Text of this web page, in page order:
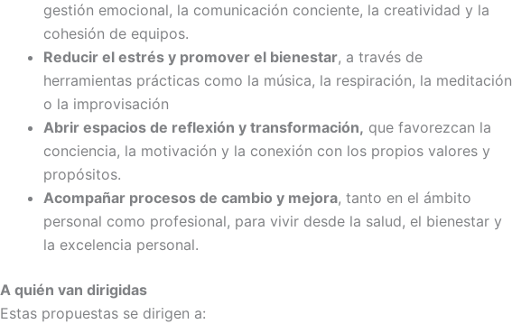
gestión emocional, la comunicación conciente, la creatividad y la
cohesión de equipos.
Reducir el estrés y promover el bienestar, a través de
herramientas prácticas como la música, la respiración, la meditación
o la improvisación
Abrir espacios de reflexión y transformación, que favorezcan la
conciencia, la motivación y la conexión con los propios valores y
propósitos.
Acompañar procesos de cambio y mejora, tanto en el ámbito
personal como profesional, para vivir desde la salud, el bienestar y
la excelencia personal.
A quién van dirigidas
Estas propuestas se dirigen a: